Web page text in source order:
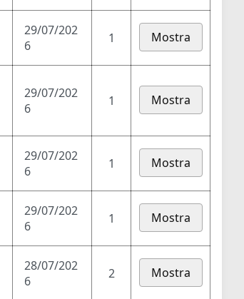
29/07/202
6
1 Mostra
29/07/202
6
1 Mostra
29/07/202
6
1 Mostra
29/07/202
6
1 Mostra
28/07/202
6
2 Mostra